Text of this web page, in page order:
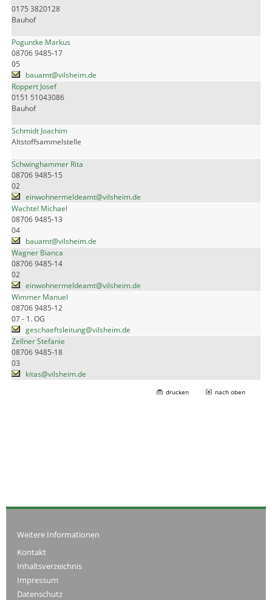
0175 3820128
Bauhof
Poguntke Markus
08706 9485-17
05
bauamt@vilsheim.de
Roppert Josef
0151 51043086
Bauhof
Schmidt Joachim
Altstoffsammelstelle
Schwinghammer Rita
08706 9485-15
02
einwohnermeldeamt@vilsheim.de
Wachtel Michael
08706 9485-13
04
bauamt@vilsheim.de
Wagner Bianca
08706 9485-14
02
einwohnermeldeamt@vilsheim.de
Wimmer Manuel
08706 9485-12
07 - 1. OG
geschaeftsleitung@vilsheim.de
Zellner Stefanie
08706 9485-18
03
kitas@vilsheim.de
drucken nach oben
Weitere Informationen
Kontakt
Inhaltsverzeichnis
Impressum
Datenschutz